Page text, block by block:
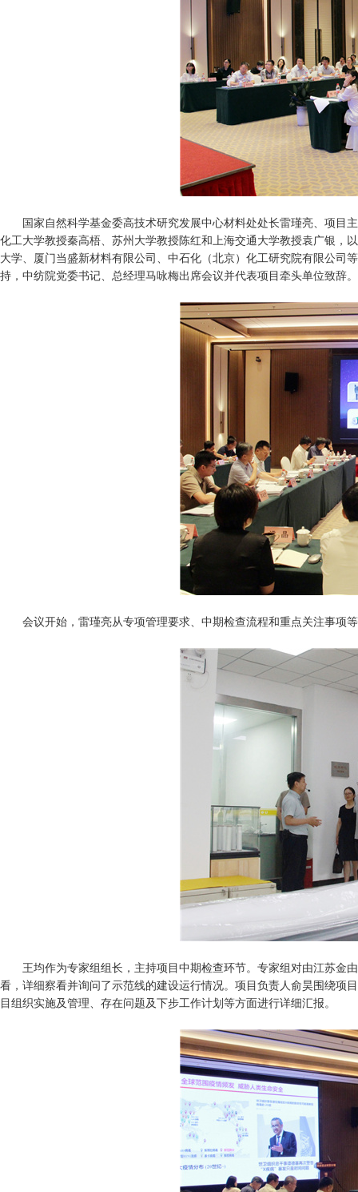
国家自然科学基金委高技术研究发展中心材料处处长雷瑾亮、项目
化工大学教授秦高梧、苏州大学教授陈红和上海交通大学教授袁广银，
大学、厦门当盛新材料有限公司、中石化（北京）化工研究院有限公司
持，中纺院党委书记、总经理马咏梅出席会议并代表项目牵头单位致辞。
会议开始，雷瑾亮从专项管理要求、中期检查流程和重点关注事项
王均作为专家组组长，主持项目中期检查环节。专家组对由江苏金
看，详细察看并询问了示范线的建设运行情况。项目负责人俞昊围绕项
目组织实施及管理、存在问题及下步工作计划等方面进行详细汇报。